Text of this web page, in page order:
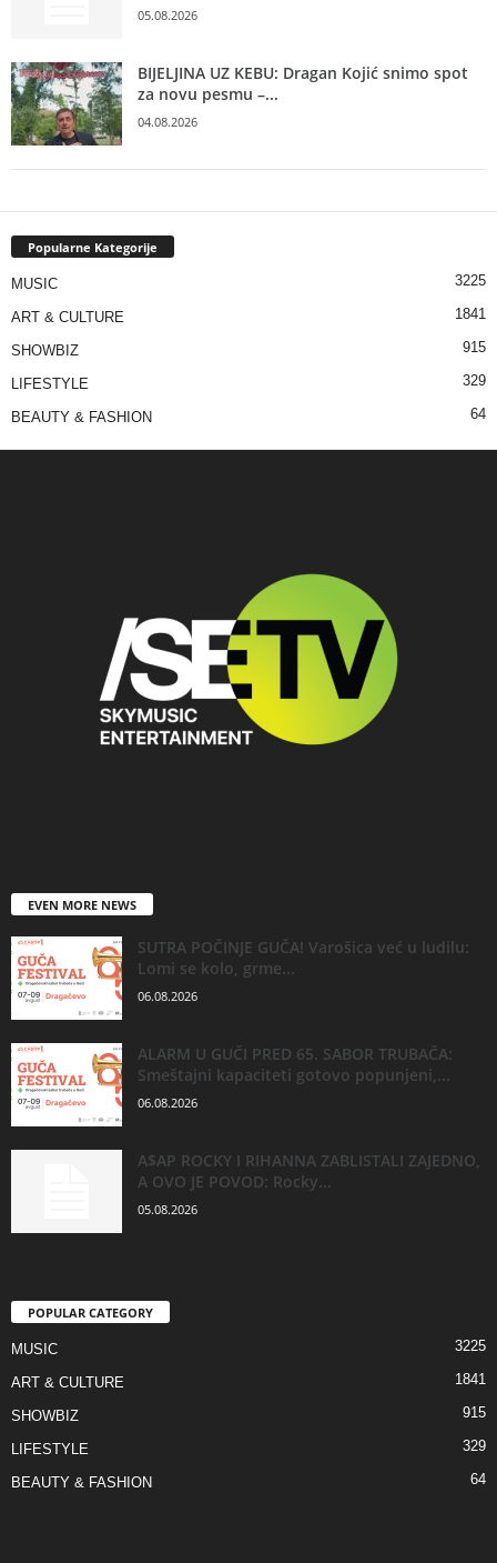
05.08.2026
BIJELJINA UZ KEBU: Dragan Kojić snimo spot
za novu pesmu –...
04.08.2026
Popularne Kategorije
MUSIC 3225
ART & CULTURE 1841
SHOWBIZ 915
LIFESTYLE 329
BEAUTY & FASHION 64
EVEN MORE NEWS
SUTRA POČINJE GUČA! Varošica već u ludilu:
Lomi se kolo, grme...
06.08.2026
ALARM U GUČI PRED 65. SABOR TRUBAČA:
Smeštajni kapaciteti gotovo popunjeni,...
06.08.2026
A$AP ROCKY I RIHANNA ZABLISTALI ZAJEDNO,
A OVO JE POVOD: Rocky...
05.08.2026
POPULAR CATEGORY
MUSIC 3225
ART & CULTURE 1841
SHOWBIZ 915
LIFESTYLE 329
BEAUTY & FASHION 64